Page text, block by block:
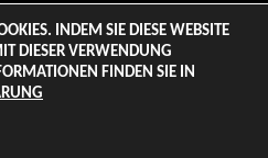
– Life & Style Magazine.
on
INDEM SIE DIESE WEBSITE
DIESER VERWENDUNG
FINDEN SIE IN